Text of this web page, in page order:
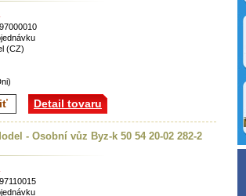
97000010
(CZ)
Detail tovaru
- Osobní vůz Byz-k 50 54 20-02 282-2
97110015